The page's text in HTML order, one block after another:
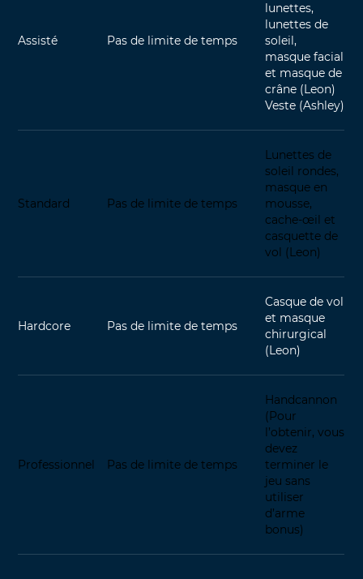
Assisté Pas de limite de temps
lunettes,
lunettes de
soleil,
masque facial
et masque de
crâne (Leon)
Veste (Ashley)
Standard Pas de limite de temps
Lunettes de
soleil rondes,
masque en
mousse,
cache-œil et
casquette de
vol (Leon)
Hardcore Pas de limite de temps
Casque de vol
et masque
chirurgical
(Leon)
Professionnel Pas de limite de temps
Handcannon
(Pour
l’obtenir, vous
devez
terminer le
jeu sans
utiliser
d’arme
bonus)